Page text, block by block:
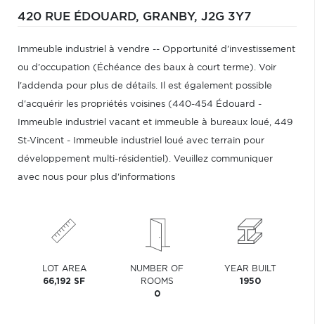
420 RUE ÉDOUARD, GRANBY, J2G 3Y7
Immeuble industriel à vendre -- Opportunité d'investissement
ou d'occupation (Échéance des baux à court terme). Voir
l'addenda pour plus de détails. Il est également possible
d'acquérir les propriétés voisines (440-454 Édouard -
Immeuble industriel vacant et immeuble à bureaux loué, 449
St-Vincent - Immeuble industriel loué avec terrain pour
développement multi-résidentiel). Veuillez communiquer
avec nous pour plus d'informations
LOT AREA
66,192 SF
NUMBER OF
ROOMS
0
YEAR BUILT
1950